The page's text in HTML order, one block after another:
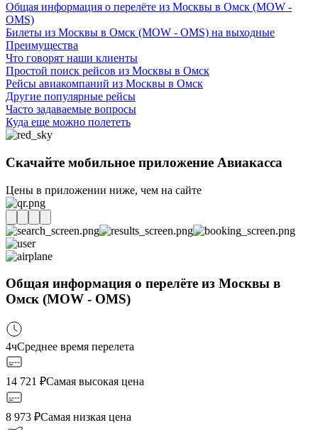
Общая информация о перелёте из Москвы в Омск (MOW -
OMS)
Билеты из Москвы в Омск (MOW - OMS) на выходные
Преимущества
Что говорят наши клиенты
Простой поиск рейсов из Москвы в Омск
Рейсы авиакомпаний из Москвы в Омск
Другие популярные рейсы
Часто задаваемые вопросы
Куда еще можно полететь
Скачайте мобильное приложение Авиакасса
Цены в приложении ниже, чем на сайте
Общая информация о перелёте из Москвы в
Омск (MOW - OMS)
4чСреднее время перелета
14 721 ₽Самая высокая цена
8 973 ₽Самая низкая цена